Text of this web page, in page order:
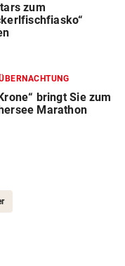
zum
bringt Sie zum
Marathon